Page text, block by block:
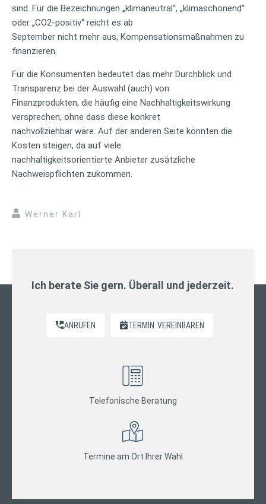
sind. Für die Bezeichnungen „klimaneutral“, „klimaschonend“
oder „CO2-positiv“ reicht es ab
September nicht mehr aus, Kompensationsmaßnahmen zu
finanzieren.
Für die Konsumenten bedeutet das mehr Durchblick und
Transparenz bei der Auswahl (auch) von
Finanzprodukten, die häufig eine Nachhaltigkeitswirkung
versprechen, ohne dass diese konkret
nachvollziehbar wäre. Auf der anderen Seite könnten die
Kosten steigen, da auf viele
nachhaltigkeitsorientierte Anbieter zusätzliche
Nachweispflichten zukommen.
Werner Karl
Ich berate Sie gern. Überall und jederzeit.
ANRUFEN TERMIN VEREINBAREN
Telefonische Beratung
Termine am Ort Ihrer Wahl